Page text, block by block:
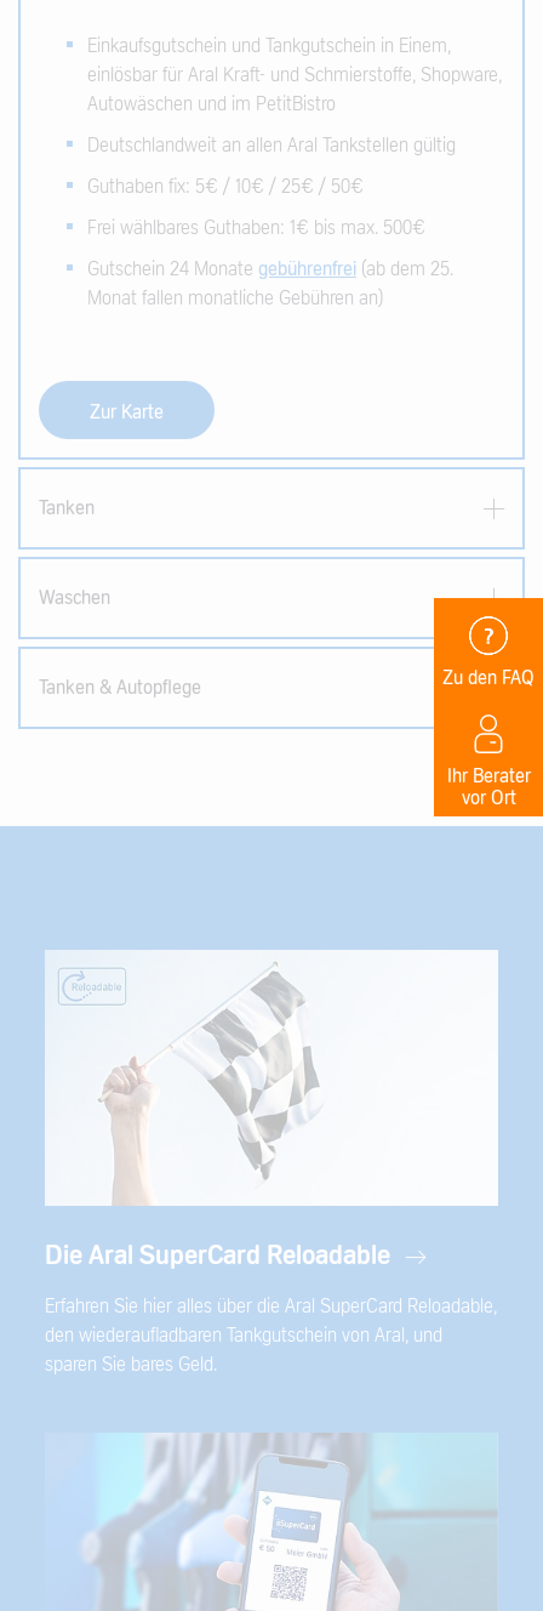
Einkaufsgutschein und Tankgutschein in Einem,
einlösbar für Aral Kraft- und Schmierstoffe, Shopware,
Autowäschen und im PetitBistro
Deutschlandweit an allen Aral Tankstellen gültig
Guthaben fix: 5€ / 10€ / 25€ / 50€
Frei wählbares Guthaben: 1€ bis max. 500€
Gutschein 24 Monate gebührenfrei (ab dem 25.
Monat fallen monatliche Gebühren an)
Zur Karte
Tanken
Waschen
Tanken & Autopflege
Die Aral SuperCard Reloadable
Erfahren Sie hier alles über die Aral SuperCard Reloadable,
den wiederaufladbaren Tankgutschein von Aral, und
sparen Sie bares Geld.
Zu den FAQ
Ihr Berater
vor Ort